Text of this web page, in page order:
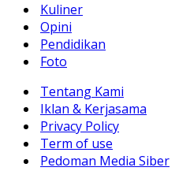
Kuliner
Opini
Pendidikan
Foto
Tentang Kami
Iklan & Kerjasama
Privacy Policy
Term of use
Pedoman Media Siber